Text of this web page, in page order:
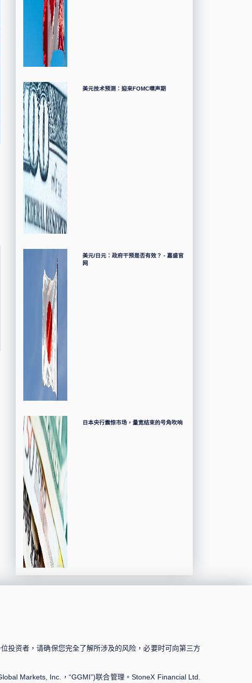
美元技术预测：迎来FOMC噤声期
美元/日元：政府干预是否有效？ - 嘉盛官
网
日本央行震惊市场，量宽结束的号角吹响
投资者，请确保您完全了解所涉及的风险，必要时可向第三方
Markets, Inc.，“GGMI”)联合管理。StoneX Financial Ltd.